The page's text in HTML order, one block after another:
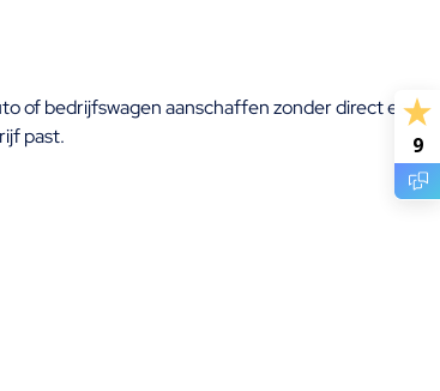
of bedrijfswagen aanschaffen zonder direct een
past.
9